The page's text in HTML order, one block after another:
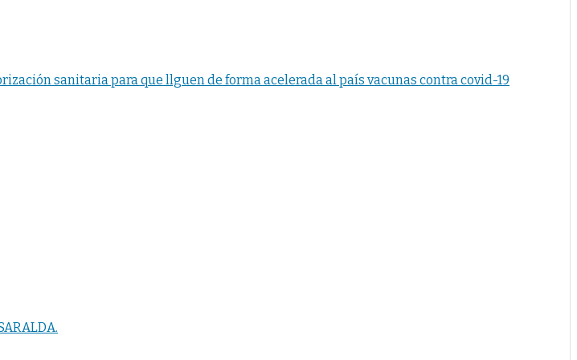
sanitaria para que llguen de forma acelerada al país vacunas contra covid-19